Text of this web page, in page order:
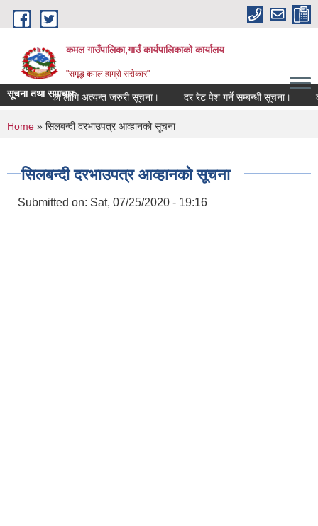
Skip to main content
कमल गाउँपालिका,गाउँ कार्यपालिकाको कार्यालय
"समृद्ध कमल हाम्रो सरोकार"
सूचना तथा समाचार
कृषकहरूका लागि अत्यन्त जरुरी सूचना। दर रेट पेश गर्ने सम्बन्धी सूचना।
You are here
Home » सिलबन्दी दरभाउपत्र आव्हानको सूचना
सिलबन्दी दरभाउपत्र आव्हानको सूचना
Submitted on: Sat, 07/25/2020 - 19:16